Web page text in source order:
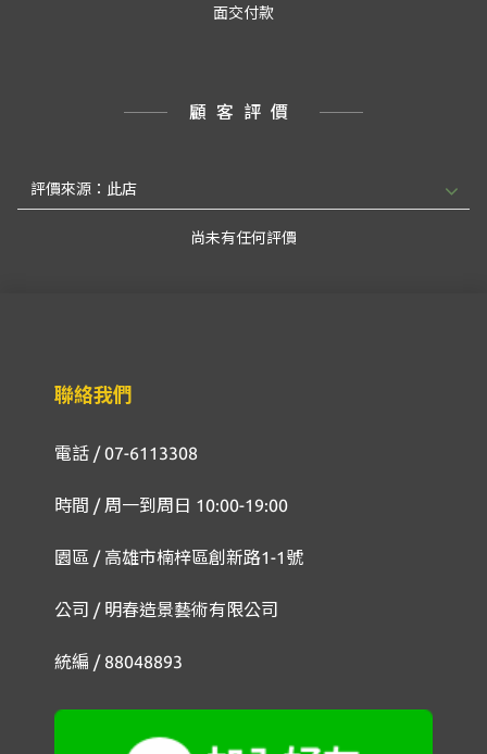
面交付款
顧客評價
尚未有任何評價
聯絡我們
電話 / 07-6113308
時間 / 周一到周日 10:00-19:00
園區 / 高雄市楠梓區創新路1-1號
公司 / 明春造景藝術有限公司
統編 / 88048893